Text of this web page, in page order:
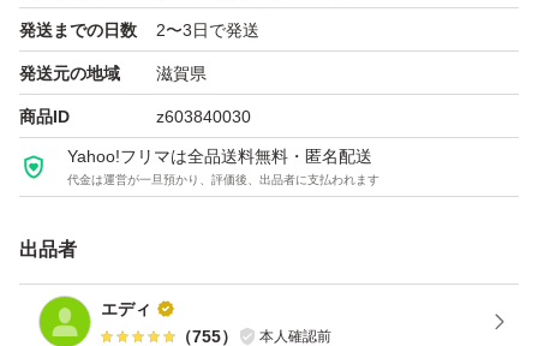
発送までの日数 2〜3日で発送
発送元の地域 滋賀県
商品ID z603840030
Yahoo!フリマは全品送料無料・匿名配送
代金は運営が一旦預かり、評価後、出品者に支払われます
出品者
エディ
（755） 本人確認前